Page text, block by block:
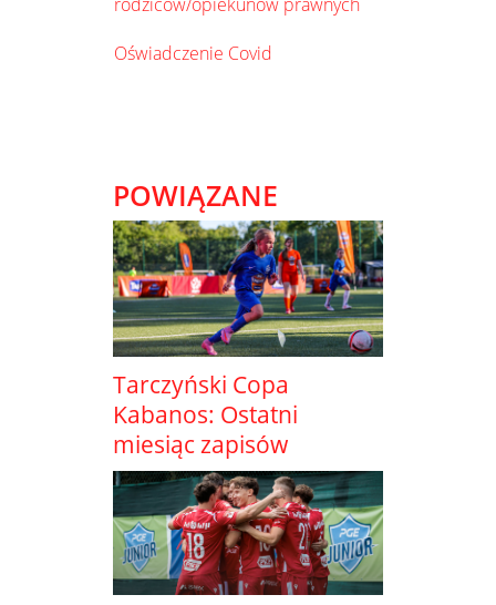
Oświadczenie Covid
POWIĄZANE
Tarczyński Copa
Kabanos: Ostatni
miesiąc zapisów